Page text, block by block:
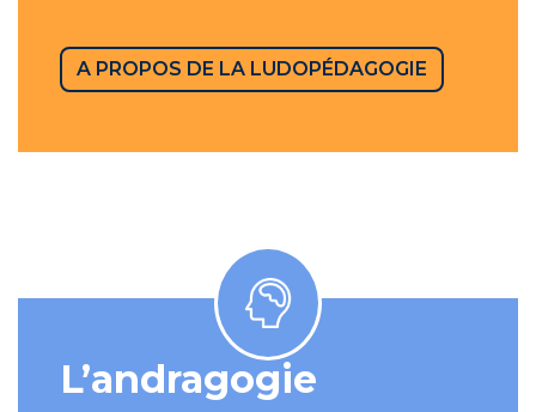
A PROPOS DE LA LUDOPÉDAGOGIE
L’andragogie